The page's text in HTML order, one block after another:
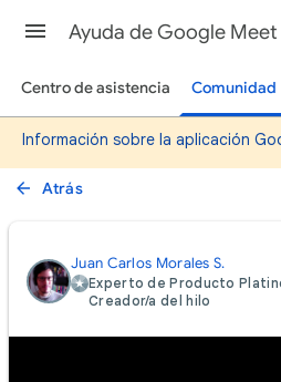
Ayuda de Google Meet
Centro de asistencia Comunidad
Información sobre la aplicación
Atrás
Juan Carlos Morales S.
Experto de Producto
Creador/a del hilo